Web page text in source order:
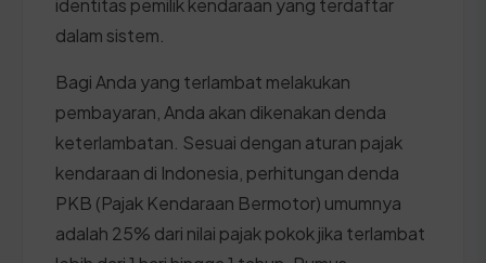
dalam sistem.
Bagi Anda yang terlambat melakukan
pembayaran, Anda akan dikenakan denda
keterlambatan. Sesuai dengan aturan pajak
kendaraan di Indonesia, perhitungan denda
PKB (Pajak Kendaraan Bermotor) umumnya
adalah 25% dari nilai pajak pokok jika terlambat